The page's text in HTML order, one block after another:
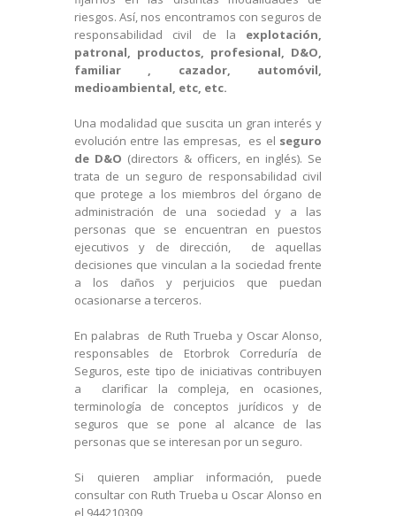
riesgos. Así, nos encontramos con seguros de
responsabilidad civil de la explotación,
patronal, productos, profesional, D&O,
familiar , cazador, automóvil,
medioambiental, etc, etc.
Una modalidad que suscita un gran interés y
evolución entre las empresas, es el seguro
de D&O (directors & officers, en inglés). Se
trata de un seguro de responsabilidad civil
que protege a los miembros del órgano de
administración de una sociedad y a las
personas que se encuentran en puestos
ejecutivos y de dirección, de aquellas
decisiones que vinculan a la sociedad frente
a los daños y perjuicios que puedan
ocasionarse a terceros.
En palabras de Ruth Trueba y Oscar Alonso,
responsables de Etorbrok Correduría de
Seguros, este tipo de iniciativas contribuyen
a clarificar la compleja, en ocasiones,
terminología de conceptos jurídicos y de
seguros que se pone al alcance de las
personas que se interesan por un seguro.
Si quieren ampliar información, puede
consultar con Ruth Trueba u Oscar Alonso en
el 944210309